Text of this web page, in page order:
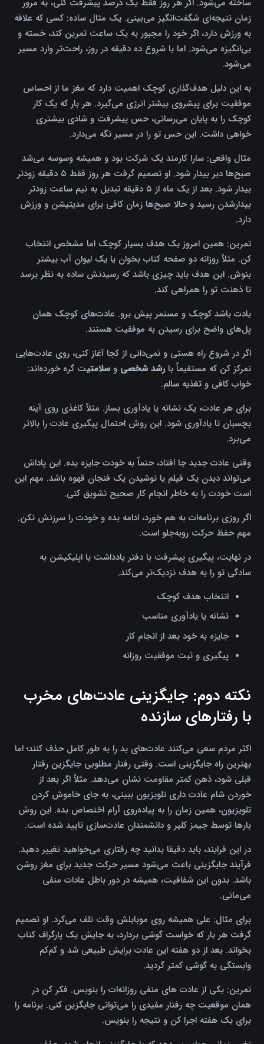
زمان نتیجه‌ای شگفت‌انگیز می‌بینی. یک مثال ساده: کسی که علاقه
به ورزش دارد، اگر خود را مجبور به یک ساعت تمرین کند، خسته و
بی‌انگیزه می‌شود. اما با شروع ده دقیقه در روز، راحت‌تر وارد مسیر
می‌شود.
به این دلیل هدف‌گذاری کوچک اهمیت دارد که مغز ما از احساس
موفقیت برای پیشروی بیشتر انرژی می‌گیرد. هر بار که یک کار
کوچک را به پایان می‌رسانی، حس پیشرفت و شادی بیشتری
خواهی داشت. این حس تو را در مسیر نگه می‌دارد.
مثال واقعی: سارا کارمند یک شرکت بود و همیشه وسوسه می‌شد
صبح‌ها دیر بیدار شود. او تصمیم گرفت هر روز فقط ۵ دقیقه زودتر
بیدار شود. بعد از یک ماه از ۵ دقیقه تبدیل به نیم ساعت زودتر
بیدارشدن رسید و حالا صبح‌ها زمان کافی برای مدیتیشن و ورزش
دارد.
تمرین: همین امروز یک هدف بسیار کوچک اما مشخص انتخاب
کن. مثلاً روزانه دو صفحه کتاب بخوان یا یک لیوان آب بیشتر
بنوش. این هدف باید چیزی باشد که رسیدنش ساده به نظر برسد
تا ذهنت تو را همراهی کند.
یادت باشد کوچک و مستمر پیش برو. عادت‌های کوچک همان
پل‌های واضح برای رسیدن به موفقیت هستند.
اگر در شروع راه هستی و نمی‌دانی از کجا آغاز کنی، روی عادت‌هایی
تمرکز کن که مستقیماً بارشد شخصی وسلامتیت گره خورده‌اند:
خواب کافی و تغذیه سالم.
برای هر عادت، یک نشانه یا یادآوری بساز. مثلاً کاغذی روی آینه
بچسبان تا یادآوری شود. این روش احتمال پیگیری عادت را بالاتر
می‌برد.
وقتی عادت جدید جا افتاد، حتماً به خودت جایزه بده. این پاداش
می‌تواند دیدن یک فیلم یا نوشیدن یک فنجان قهوه باشد. مهم این
است خودت را به خاطر انجام کار صحیح تشویق کنی.
اگر روزی برنامه‌ات به هم خورد، ادامه بده و خودت را سرزنش نکن.
مهم حفظ حرکت روبه‌جلو است.
در نهایت، پیگیری پیشرفت با دفتر یادداشت یا اپلیکیشن به
سادگی تو را به هدف نزدیک‌تر می‌کند.
انتخاب هدف کوچک
نشانه یا یادآوری مناسب
جایزه به خود بعد از انجام کار
پیگیری و ثبت موفقیت روزانه
نکته دوم: جایگزینی عادت‌های مخرب
با رفتارهای سازنده
اکثر مردم سعی می‌کنند عادت‌های بد را به طور کامل حذف کنند؛ اما
بهترین راه جایگزینی است. وقتی رفتار مطلوبی جایگزین رفتار
قبلی شود، ذهن کمتر مقاومت نشان می‌دهد. مثلاً اگر بعد از
خوردن شام عادت داری تلویزیون ببینی، به جای خاموش کردن
تلویزیون، همین زمان را به پیاده‌روی آرام اختصاص بده. این روش
بارها توسط جیمز کلیر و دانشمندان عادت‌سازی تایید شده است.
در این فرایند، باید دقیقا بدانید چه رفتاری می‌خواهید تغییر دهید.
فرآیند جایگزینی باعث می‌شود مسیر حرکت جدید برای مغز روشن
باشد. بدون این شفافیت، همیشه در دور باطل عادات منفی
می‌مانی.
برای مثال: علی همیشه روی موبایلش وقت تلف می‌کرد. او تصمیم
گرفت هر بار که خواست گوشی بردارد، به جایش یک پارگراف کتاب
بخواند. بعد از دو هفته این عادت برایش طبیعی شد و کم‌کم
وابستگی به گوشی کمتر گردید.
تمرین: یکی از عادت‌ های منفی روزانه‌ات را بنویس. فکر کن در
همان موقعیت چه رفتار مفیدی را می‌توانی جایگزین کنی. برنامه را
برای یک هفته اجرا کن و نتیجه را بنویس.